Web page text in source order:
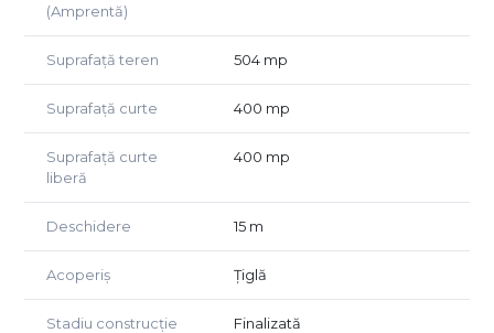
(Amprentă)
Suprafață teren 504 mp
Suprafață curte 400 mp
Suprafață curte
liberă
400 mp
Deschidere 15 m
Acoperiș Țiglă
Stadiu construcție Finalizată